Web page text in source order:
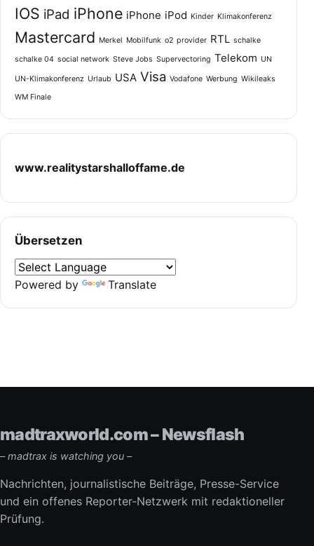
IOS iPad iPhone iPhone iPod Kinder Klimakonferenz
Mastercard Merkel Mobilfunk o2 provider RTL schalke
schalke 04 social network Steve Jobs Supervectoring Telekom UN
UN-Klimakonferenz Urlaub USA Visa Vodafone Werbung Wikileaks
WM Finale
www.realitystarshalloffame.de
Übersetzen
Powered by Translate
madtraxworld.com – Newsflash
– madtrax is watching you –
Nachrichten, journalistische Beiträge, Presse-Service
und ein offenes Reporter-Netzwerk mit redaktioneller
Prüfung.